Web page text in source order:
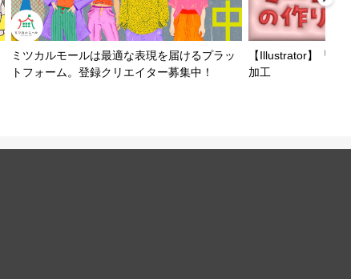
ミツカルモールは最適な表現を届けるプラッ
トフォーム。登録クリエイター募集中！
【Illustrator】「3D
加工